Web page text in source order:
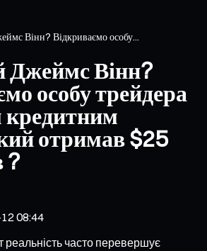
Вінн? Відкриваємо особу...
Джеймс Вінн?
особу трейдера
кредитним
отримав $25
?
08:44
реальність часто перевершує